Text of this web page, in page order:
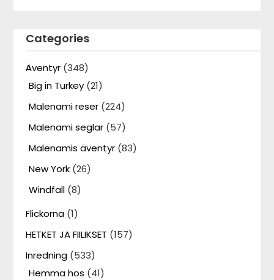
Categories
Äventyr (348)
Big in Turkey (21)
Malenami reser (224)
Malenami seglar (57)
Malenamis äventyr (83)
New York (26)
Windfall (8)
Flickorna (1)
HETKET JA FIILIKSET (157)
Inredning (533)
Hemma hos (41)